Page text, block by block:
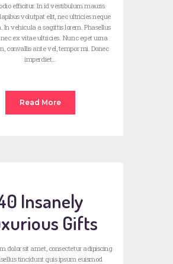
efficitur. In id vestibulum mauris.
volutpat elit, nec ultricies neque
In vehicula a sagittis lorem. Phasellus
ex vitae ultricies. Nunc eget urna
convallis ante vel, tempor mi. Donec
imperdiet…
Read More
Insanely
Gifts
dolor sit amet, consectetur adipiscing
tincidunt quis ipsum euismod